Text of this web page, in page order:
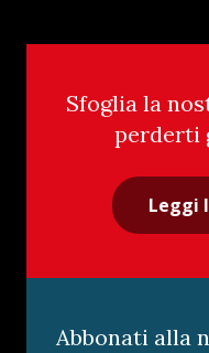
Sfoglia la
perderti
Leggi
Abbonati alla